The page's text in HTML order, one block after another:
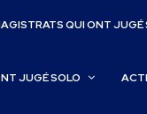
QUI ONT JUGÉ
JUGÉ SOLO